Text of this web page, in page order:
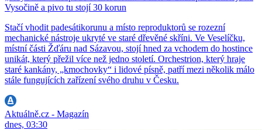
Vysočině a pivo tu stojí 30 korun
Stačí vhodit padesátikorunu a místo reproduktorů se rozezní
mechanické nástroje ukryté ve staré dřevěné skříni. Ve Veselíčku,
místní části Žďáru nad Sázavou, stojí hned za vchodem do hostince
unikát, který přežil více než jedno století. Orchestrion, který hraje
staré kankány, „kmochovky“ i lidové písně, patří mezi několik málo
stále fungujících zařízení svého druhu v Česku.
Aktuálně.cz - Magazín
dnes, 03:30